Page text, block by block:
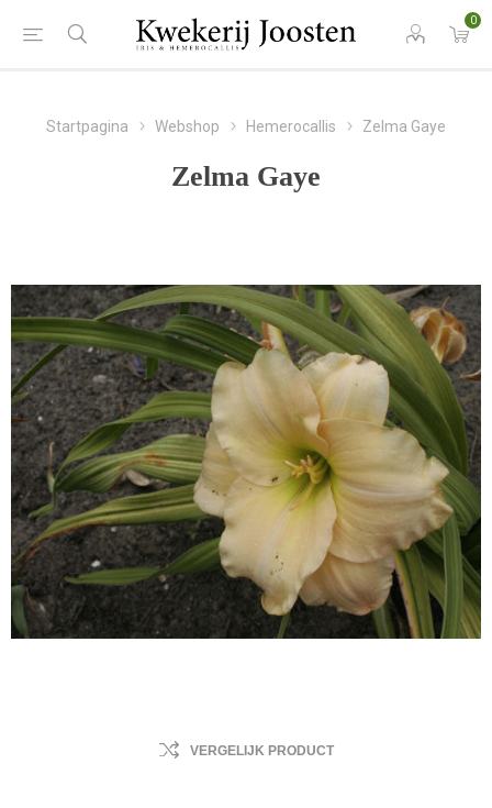
0
Startpagina Webshop Hemerocallis Zelma Gaye
Zelma Gaye
VERGELIJK PRODUCT